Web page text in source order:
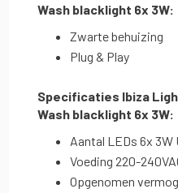
Wash blacklight 6x 3W:
Zwarte behuizing
Plug & Play
Specificaties Ibiza
Wash blacklight 6x 3W:
Aantal LEDs 6x 3W
Voeding 220-
Opgenomen